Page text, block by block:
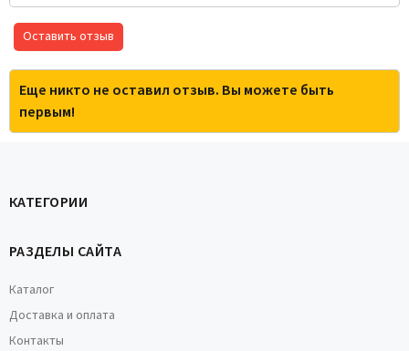
Оставить отзыв
Еще никто не оставил отзыв. Вы можете быть
первым!
КАТЕГОРИИ
РАЗДЕЛЫ САЙТА
Каталог
Доставка и оплата
Контакты